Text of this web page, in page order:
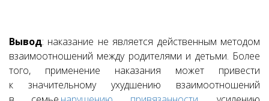
Вывод: наказание не является действенным методом
взаимоотношений между родителями и детьми. Более
того, применение наказания может привести
к значительному ухудшению взаимоотношений